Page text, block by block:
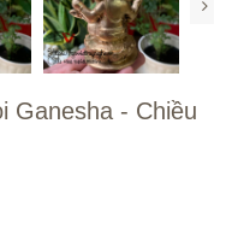
Ganesha - Chiều